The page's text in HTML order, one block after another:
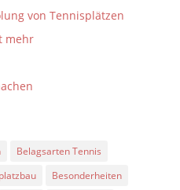
von Tennisplätzen
mehr
Belagsarten Tennis
Besonderheiten